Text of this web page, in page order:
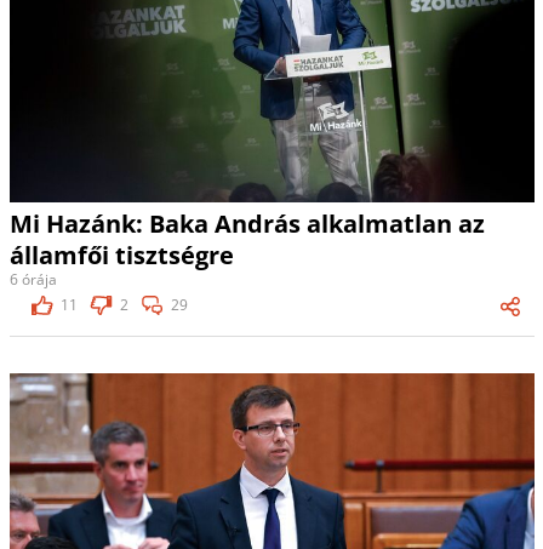
Mi Hazánk: Baka András alkalmatlan az
államfői tisztségre
6 órája
11
2 29